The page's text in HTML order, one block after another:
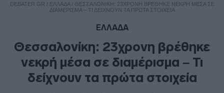
DEBATER.GR / ΕΛΛΑΔΑ/ ΘΕΣΣΑΛΟΝΊΚΗ: 23ΧΡΟΝΗ ΒΡΈΘΗΚΕ ΝΕΚΡΉ ΜΈΣΑ ΣΕ
ΔΙΑΜΈΡΙΣΜΑ – ΤΙ ΔΕΊΧΝΟΥΝ ΤΑ ΠΡΏΤΑ ΣΤΟΙΧΕΊΑ
ΕΛΛΑΔΑ
Θεσσαλονίκη: 23χρονη βρέθηκε
νεκρή μέσα σε διαμέρισμα – Τι
δείχνουν τα πρώτα στοιχεία